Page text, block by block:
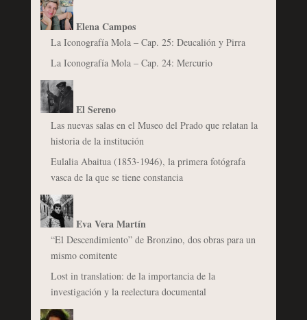
Elena Campos
La Iconografía Mola – Cap. 25: Deucalión y Pirra
La Iconografía Mola – Cap. 24: Mercurio
El Sereno
Las nuevas salas en el Museo del Prado que relatan la
historia de la institución
Eulalia Abaitua (1853-1946), la primera fotógrafa
vasca de la que se tiene constancia
Eva Vera Martín
“El Descendimiento” de Bronzino, dos obras para un
mismo comitente
Lost in translation: de la importancia de la
investigación y la reelectura documental